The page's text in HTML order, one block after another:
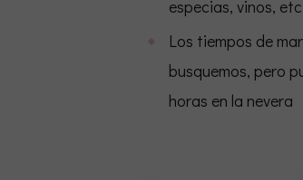
especias, vinos,
Los tiempos de
busquemos, pero
horas en la nevera